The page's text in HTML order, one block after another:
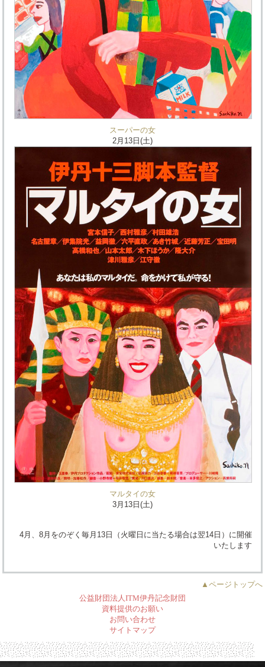
スーパーの女
2月13日(土)
マルタイの女
3月13日(土)
4月、8月をのぞく毎月13日（火曜日に当たる場合は翌14日）に開催
いたします
▲ページトップへ
公益財団法人ITM伊丹記念財団
資料提供のお願い
お問い合わせ
サイトマップ